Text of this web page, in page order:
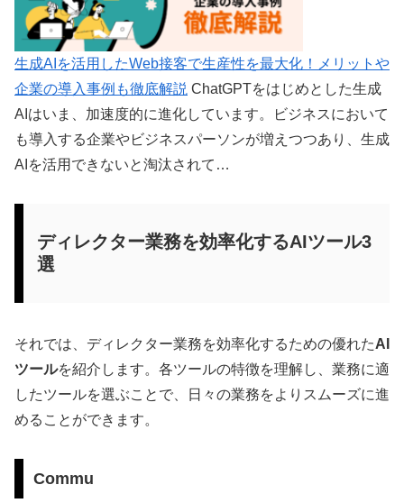
生成AIを活用したWeb接客で生産性を最大化！メリットや
企業の導入事例も徹底解説 ChatGPTをはじめとした生成
AIはいま、加速度的に進化しています。ビジネスにおいて
も導入する企業やビジネスパーソンが増えつつあり、生成
AIを活用できないと淘汰されて…
ディレクター業務を効率化するAIツール3
選
それでは、ディレクター業務を効率化するための優れたAI
ツールを紹介します。各ツールの特徴を理解し、業務に適
したツールを選ぶことで、日々の業務をよりスムーズに進
めることができます。
Commu